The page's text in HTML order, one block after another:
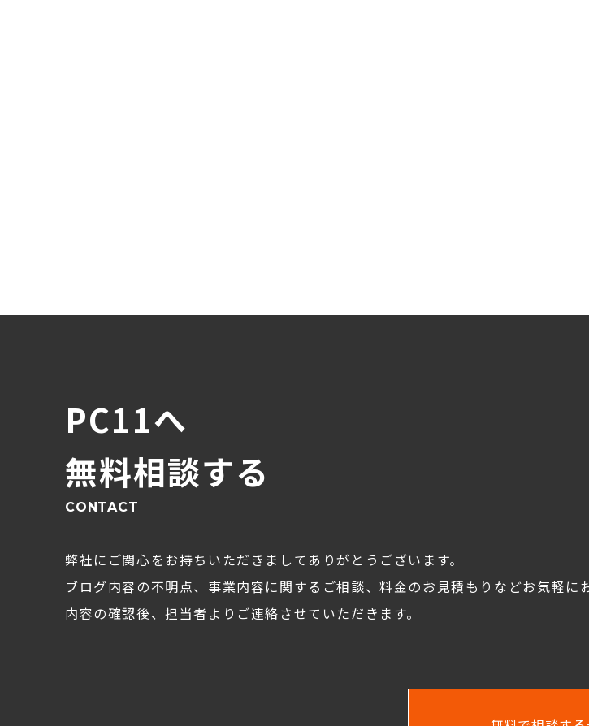
PC11へ
無料相談する
CONTACT
弊社にご関心をお持ちいただきましてありがとうございます。
ブログ内容の不明点、事業内容に関するご相談、料金のお見積もりなどお気軽に
内容の確認後、担当者よりご連絡させていただきます。